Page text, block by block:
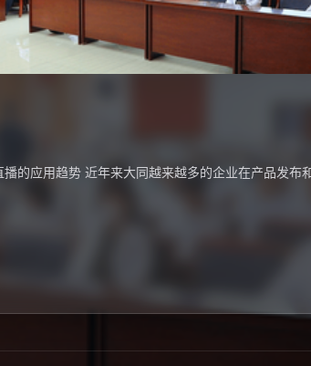
的应用趋势 近年来大同越来越多的企业在产品发布